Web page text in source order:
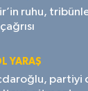
ruhu,
YARAŞ